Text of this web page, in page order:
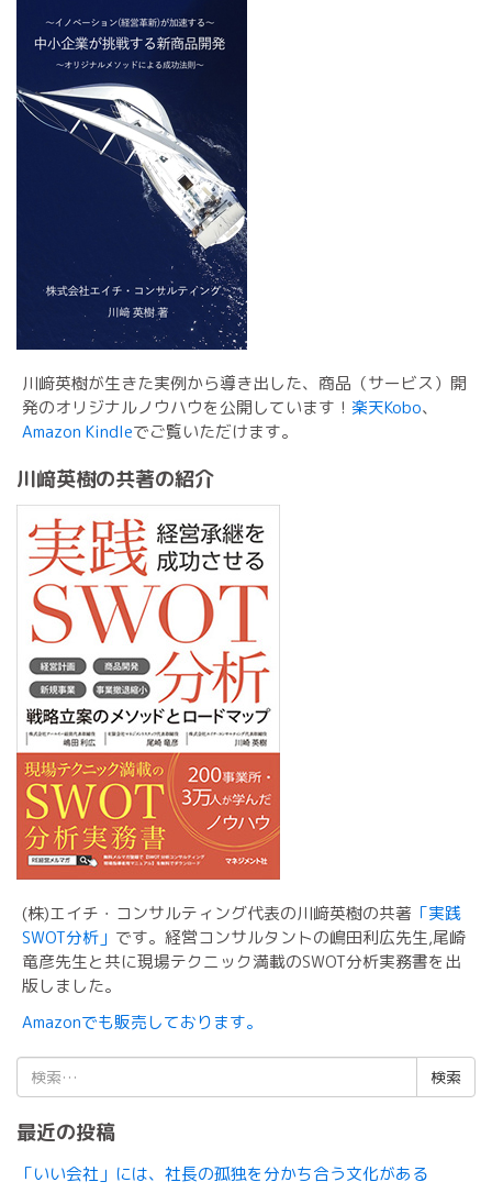
川﨑英樹が生きた実例から導き出した、商品（サービス）開
発のオリジナルノウハウを公開しています！ 楽天Kobo、
Amazon Kindleでご覧いただけます。
川﨑英樹の共著の紹介
(株)エイチ・コンサルティング代表の川﨑英樹の共著 「実践
SWOT分析」 です。経営コンサルタントの嶋田利広先生,尾崎
竜彦先生と共に現場テクニック満載のSWOT分析実務書を出
版しました。
Amazonでも販売しております。
検
索:
最近の投稿
「いい会社」には、社長の孤独を分かち合う文化がある